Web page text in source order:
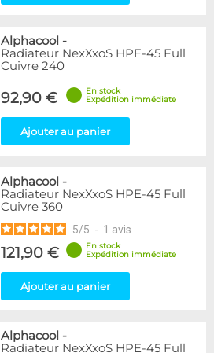
Alphacool -
Radiateur NexXxoS HPE-45 Full
Cuivre 240
92,90 €
En stock
Expédition immédiate
Ajouter au panier
Alphacool -
Radiateur NexXxoS HPE-45 Full
Cuivre 360
5/5 - 1 avis
121,90 €
En stock
Expédition immédiate
Ajouter au panier
Alphacool -
Radiateur NexXxoS HPE-45 Full